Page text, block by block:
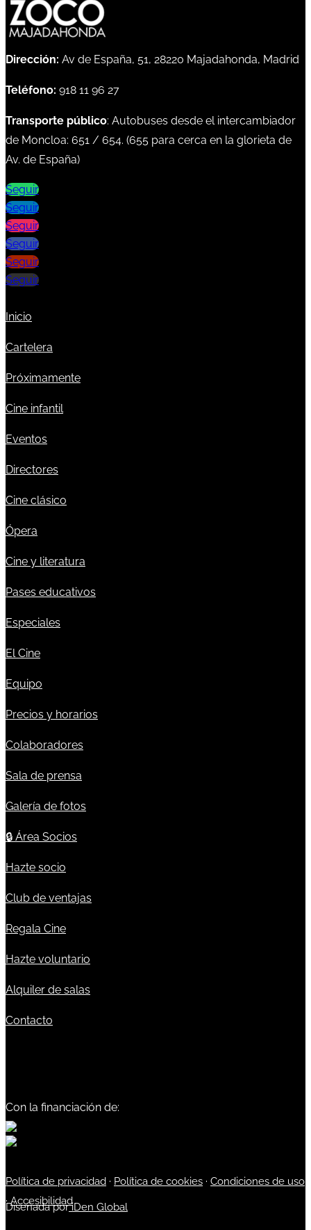
Dirección: Av de España, 51, 28220 Majadahonda, Madrid
Teléfono: 918 11 96 27
Transporte público: Autobuses desde el intercambiador
de Moncloa: 651 / 654. (655 para cerca en la glorieta de
Av. de España)
Seguir
Seguir
Seguir
Seguir
Seguir
Seguir
Inicio
Cartelera
Próximamente
Cine infantil
Eventos
Directores
Cine clásico
Ópera
Cine y literatura
Pases educativos
Especiales
El Cine
Equipo
Precios y horarios
Colaboradores
Sala de prensa
Galería de fotos
🔒 Área Socios
Hazte socio
Club de ventajas
Regala Cine
Hazte voluntario
Alquiler de salas
Contacto
Con la financiación de:
Política de privacidad · Política de cookies · Condiciones de uso
·Accesibilidad
Diseñada poriDen Global